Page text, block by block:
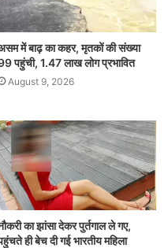
में बाढ़ का कहर, मृतकों की संख्या
पहुंची, 1.47 लाख लोग प्रभावित
August 9, 2026
का झांसा देकर पुर्तगाल ले गए,
ही बेच दी गई भारतीय महिला